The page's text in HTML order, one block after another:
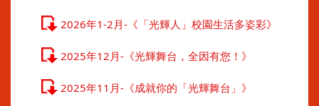
2026年1-2月-《「光輝人」校園生活多姿彩》
2025年12月-《光輝舞台，全因有您！》
2025年11月-《成就你的「光輝舞台」》